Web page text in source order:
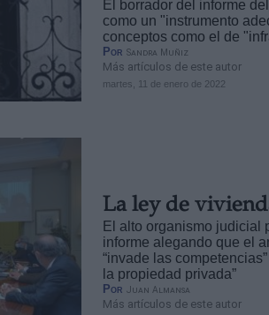
El borrador del informe
como un "instrumento
conceptos como el de
Por Sandra Muñiz
Más artículos de este autor
martes, 11 de enero de 2022
La ley de
El alto organismo judicial
informe alegando que el
“invade las
la propiedad privada”
Por Juan Almansa
Más artículos de este autor